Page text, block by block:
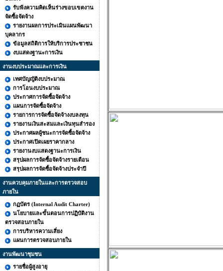
รับฟังความคิดเห็นร่างขอบเขตงาน
จัดซื้อจัดจ้าง
รายงานผลการประเมินแผนพัฒนา
บุคลากร
ข้อมูลสถิติการให้บริการประชาชน
งบแสดงฐานะการเงิน
งานงบประมาณและการเงิน
เทศบัญญัติงบประมาณ
การโอนงบประมาณ
ประกาศการจัดซื้อจัดจ้าง
แผนการจัดซื้อจัดจ้าง
รายการการจัดซื้อจัดจ้างงบลงทุน
รายงานเงินสะสมและเงินทุนสำรอง
ประกาศผลผู้ชนะการจัดซื้อจัดจ้าง
ประกาศเปิดเผยราคากลาง
รายงานงบแสดงฐานะการเงิน
สรุปผลการจัดซื้อจัดจ้างรายเดือน
สรุปผลการจัดซื้อจัดจ้างประจำปี
งานควบคุมภายในและการตรวจสอบ
ภายใน
กฏบัตร (Internal Audit Charter)
นโยบายและขั้นตอนการปฏิบัติงาน
ตรวจสอบภายใน
การบริหารความเสี่ยง
แผนการตรวจสอบภายใน
งานพัฒนาชุมชน
รายชื่อผู้สูงอายุ